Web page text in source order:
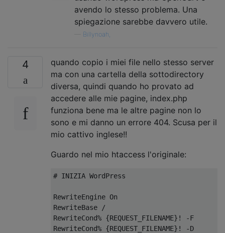
avendo lo stesso problema. Una
spiegazione sarebbe davvero utile.
Billynoah,
4
quando copio i miei file nello stesso server
ma con una cartella della sottodirectory
diversa, quindi quando ho provato ad
accedere alle mie pagine, index.php
funziona bene ma le altre pagine non lo
sono e mi danno un errore 404. Scusa per il
mio cattivo inglese!!
Guardo nel mio htaccess l'originale:
# INIZIA WordPress
RewriteEngine On
RewriteBase /
RewriteCond% {REQUEST_FILENAME}! -F
RewriteCond% {REQUEST_FILENAME}! -D